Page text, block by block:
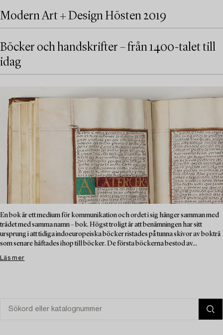
Modern Art + Design Hösten 2019
Böcker och handskrifter – från 1400-talet till
idag
En bok är ett medium för kommunikation och ordet i sig hänger samman med
trädet med samma namn – bok. Högst troligt är att benämningen har sitt
ursprung i att tidiga indoeuropeiska böcker ristades på tunna skivor av bokträ
som senare häftades ihop till böcker. De första böckerna bestod av...
Läs mer